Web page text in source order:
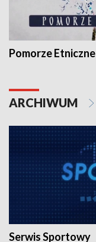
Pomorze Etniczne
ARCHIWUM
Serwis Sportowy